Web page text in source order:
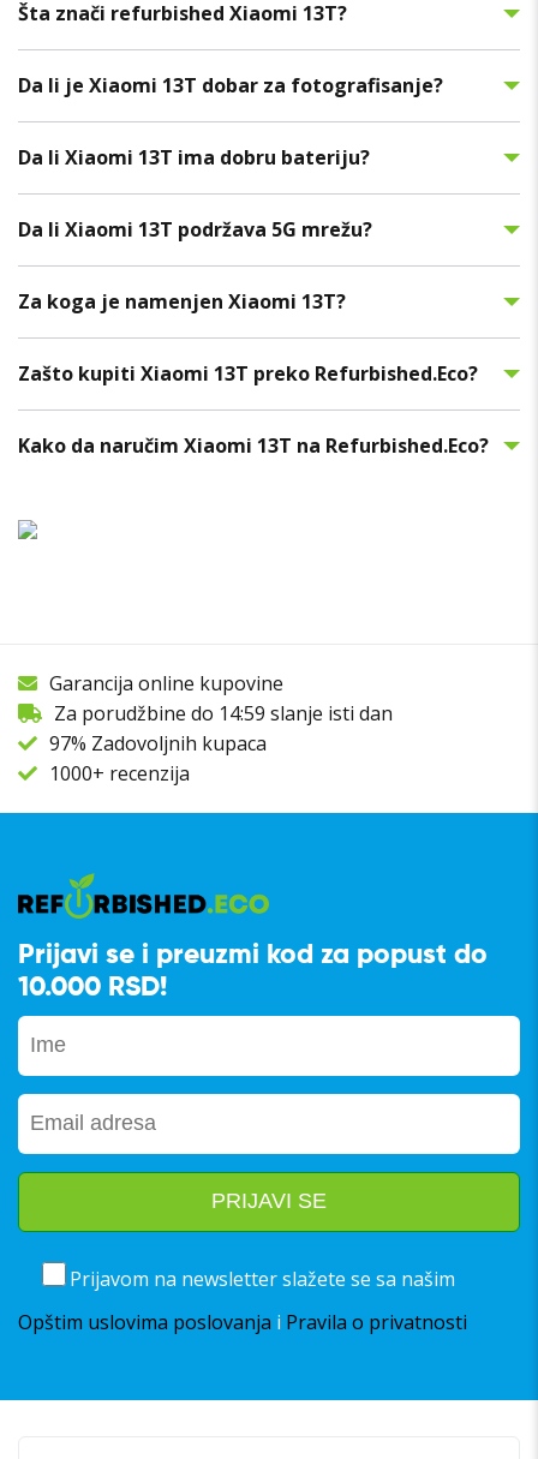
Šta znači refurbished Xiaomi 13T?
Da li je Xiaomi 13T dobar za fotografisanje?
Da li Xiaomi 13T ima dobru bateriju?
Da li Xiaomi 13T podržava 5G mrežu?
Za koga je namenjen Xiaomi 13T?
Zašto kupiti Xiaomi 13T preko Refurbished.Eco?
Kako da naručim Xiaomi 13T na Refurbished.Eco?
Garancija online kupovine
Za porudžbine do 14:59 slanje isti dan
97% Zadovoljnih kupaca
1000+ recenzija
Prijavi se i preuzmi kod za popust do
10.000 RSD!
Prijavom na newsletter slažete se sa našim
Opštim uslovima poslovanja i Pravila o privatnosti